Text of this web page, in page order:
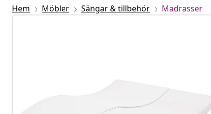
Hem Möbler Sängar & tillbehör Madrasser